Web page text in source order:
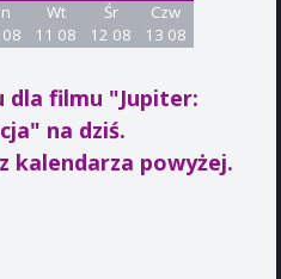
Wt
11 08
Śr
12 08
Czw
13 08
dla filmu "Jupiter:
na dziś.
kalendarza powyżej.